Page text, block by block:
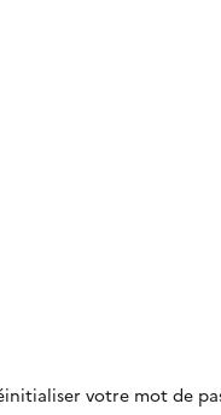
votre mot de